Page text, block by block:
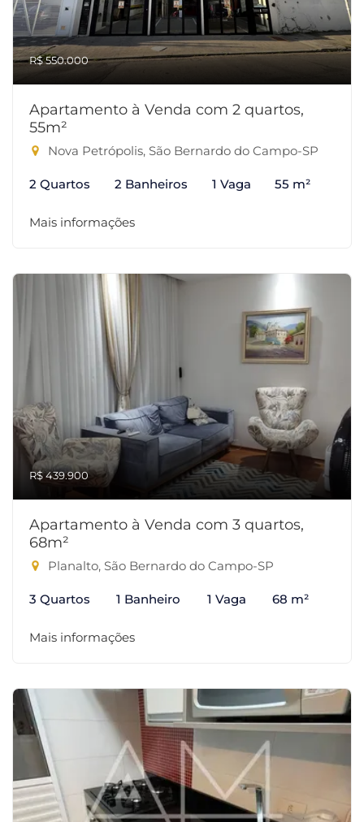
R$ 550.000
Apartamento à Venda com 2 quartos,
55m²
Nova Petrópolis, São Bernardo do Campo-SP
2 Quartos 2 Banheiros 1 Vaga 55 m²
Mais informações
R$ 439.900
Apartamento à Venda com 3 quartos,
68m²
Planalto, São Bernardo do Campo-SP
3 Quartos 1 Banheiro 1 Vaga 68 m²
Mais informações